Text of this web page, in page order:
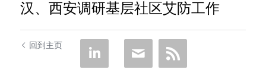
汉、西安调研基层社区艾防工作
回到主页